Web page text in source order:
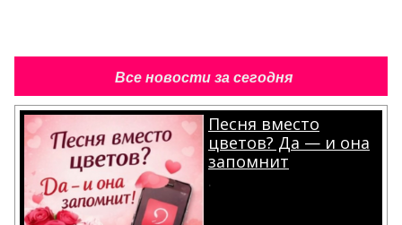
Все новости за сегодня
Песня вместо
цветов? Да — и она
запомнит
.